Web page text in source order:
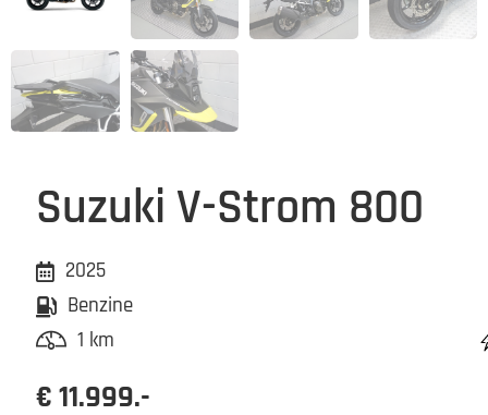
Suzuki V-Strom 800
2025
Benzine
1 km
€ 11.999.-